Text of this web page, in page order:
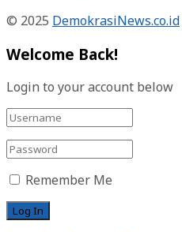
© 2025 DemokrasiNews.co.id
Welcome Back!
Login to your account below
Remember Me